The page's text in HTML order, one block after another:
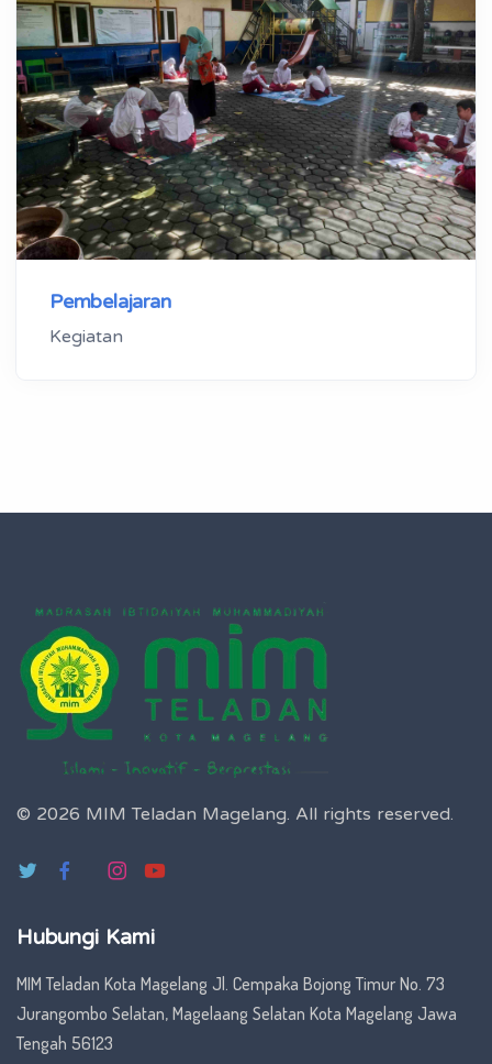
Pembelajaran
Kegiatan
© 2026 MIM Teladan Magelang. All rights reserved.
Hubungi Kami
MIM Teladan Kota Magelang Jl. Cempaka Bojong Timur No. 73
Jurangombo Selatan, Magelaang Selatan Kota Magelang Jawa
Tengah 56123